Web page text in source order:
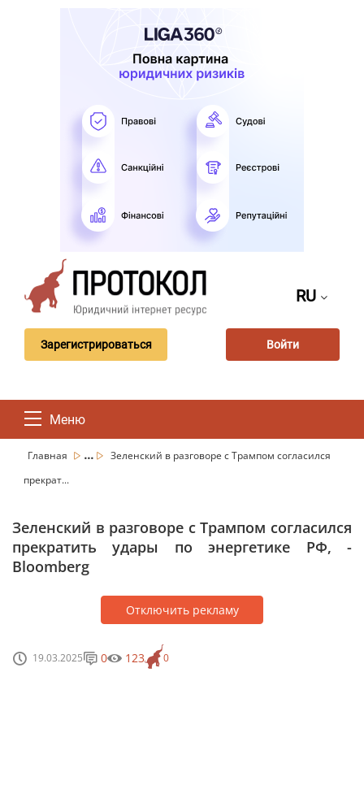
RU
Зарегистрироваться Войти
Меню
Главная ...
Зеленский в разговоре с Трампом согласился
прекрат...
Зеленский в разговоре с Трампом согласился
прекратить удары по энергетике РФ, -
Bloomberg
Отключить рекламу
19.03.2025 0
0 123